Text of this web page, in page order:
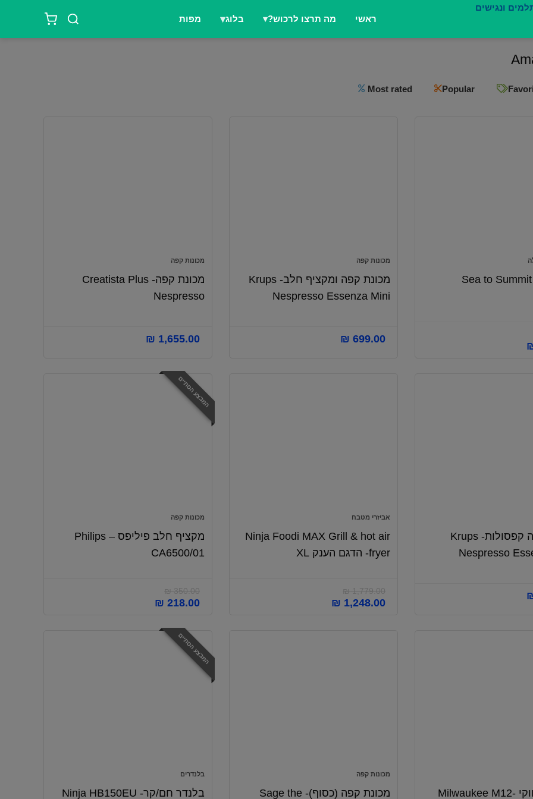
ראשי מה תרצו לרכוש? בלוג מפות
Popular
Most rated
Sea to
מכונות קפה
מכונת קפה ומקציף חלב- Krups
Nespresso Essenza Mini
₪ 699.00
מכונות קפה
מכונת קפה- Creatista Plus
Nespresso
₪ 1,655.00
מכונת קפה קפסולות- Krups
Nespresso
אביזרי מטבח
Ninja Foodi MAX Grill & hot air
fryer- הדגם הענק XL
₪1,779.00
המחיר
₪ 1,248.00
המחיר
המבצע הסתיים
מכונות קפה
מקציף חלב פיליפס – Philips
CA6500/01
₪350.00
המחיר
היה:
₪ 350.00.
₪ 218.00
מטען מילווקי Milwaukee M12-
מכונות קפה
מכונת קפה (כסוף)- Sage the
המבצע הסתיים
בלנדרים
בלנדר חם/קר- Ninja HB150EU